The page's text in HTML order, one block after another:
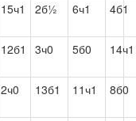
15ч1 2б½ 6ч1 4б1
12б1 3ч0 5б0 14ч1
2ч0 13б1 11ч1 8б0